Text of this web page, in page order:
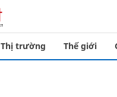
Thị trường Thế giới